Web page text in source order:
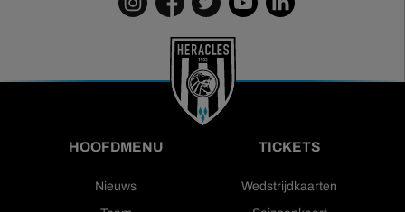
HOOFDMENU
Nieuws
TICKETS
Wedstrijdkaarten